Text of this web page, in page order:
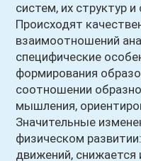
систем, их структур
Происходят
взаимоотношений
специфические
формирования
соотношении
мышления,
Значительные
физическом
движений, снижается